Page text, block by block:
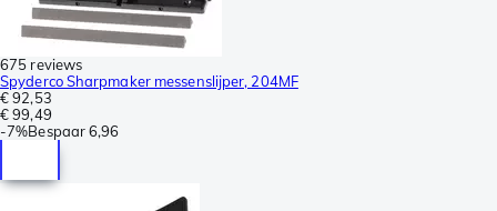
675 reviews
Spyderco Sharpmaker messenslijper, 204MF
€ 92,53
€ 99,49
-7%Bespaar6,96